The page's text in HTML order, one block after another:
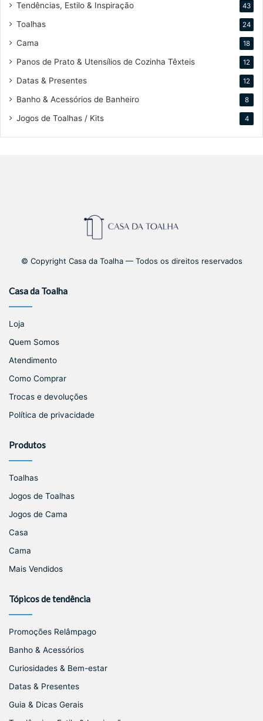
Tendências, Estilo & Inspiração 43
Toalhas 24
Cama 18
Panos de Prato & Utensílios de Cozinha Têxteis 12
Datas & Presentes 12
Banho & Acessórios de Banheiro 8
Jogos de Toalhas / Kits 4
© Copyright Casa da Toalha — Todos os direitos reservados
Casa da Toalha
Loja
Quem Somos
Atendimento
Como Comprar
Trocas e devoluções
Política de privacidade
Produtos
Toalhas
Jogos de Toalhas
Jogos de Cama
Casa
Cama
Mais Vendidos
Tópicos de tendência
Promoções Relâmpago
Banho & Acessórios
Curiosidades & Bem-estar
Datas & Presentes
Guia & Dicas Gerais